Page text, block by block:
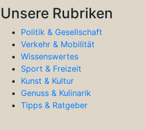
Unsere Rubriken
Politik & Gesellschaft
Verkehr & Mobilität
Wissenswertes
Sport & Freizeit
Kunst & Kultur
Genuss & Kulinarik
Tipps & Ratgeber